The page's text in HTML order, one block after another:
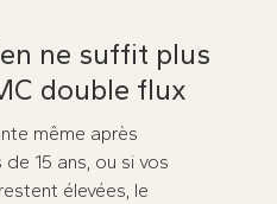
ne suffit plus
double flux
même après
15 ans, ou si vos
élevées, le